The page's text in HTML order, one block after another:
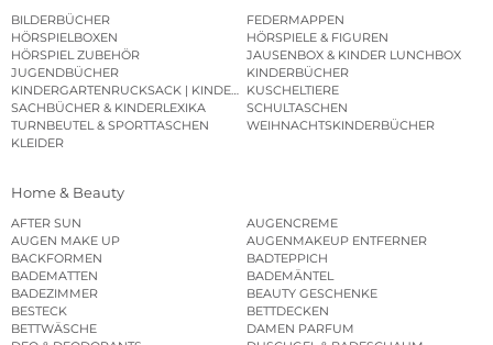
BILDERBÜCHER
FEDERMAPPEN
HÖRSPIELBOXEN
HÖRSPIELE & FIGUREN
HÖRSPIEL ZUBEHÖR
JAUSENBOX & KINDER LUNCHBOX
JUGENDBÜCHER
KINDERBÜCHER
KINDERGARTENRUCKSACK | KINDERGARTENBEUTEL
KUSCHELTIERE
SACHBÜCHER & KINDERLEXIKA
SCHULTASCHEN
TURNBEUTEL & SPORTTASCHEN
WEIHNACHTSKINDERBÜCHER
KLEIDER
Home & Beauty
AFTER SUN
AUGENCREME
AUGEN MAKE UP
AUGENMAKEUP ENTFERNER
BACKFORMEN
BADTEPPICH
BADEMATTEN
BADEMÄNTEL
BADEZIMMER
BEAUTY GESCHENKE
BESTECK
BETTDECKEN
BETTWÄSCHE
DAMEN PARFUM